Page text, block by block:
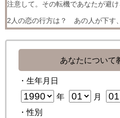
注意して。その転機であなたが避
2人の恋の行方は？ あの人が下す
あなたについて
・生年月日
年 月
・性別